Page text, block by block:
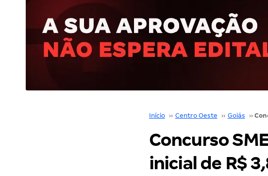
Início ›› Centro Oeste ›› Goiás ››
Concurso
inicial de R$